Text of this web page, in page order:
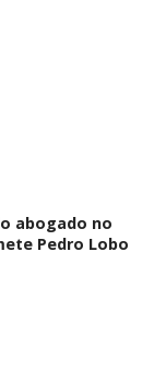
abogado no
Pedro Lobo